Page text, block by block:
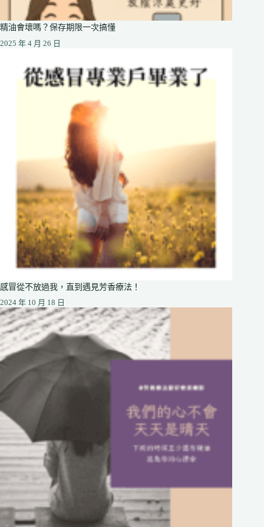
精油會壞嗎？保存期限一次搞懂
2025 年 4 月 26 日
感冒從不放過我，直到遇見芳香療法！
2024 年 10 月 18 日